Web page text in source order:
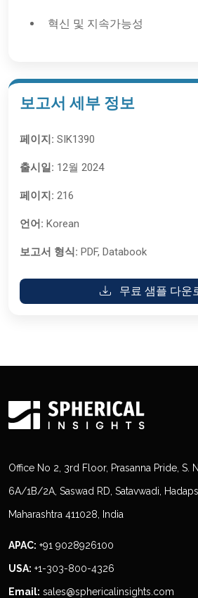
혁신 및 지속가능성
보고서 세부 정보
페이지: SIK1390
출시일: 12월 2024
페이지: 216
언어: Korean
보고서 형식: PDF, Databook
무료 샘플 다운
Office No 2, 3rd Floor, Prasanna Pride, S.
6A/1B/2A, Saswad RD, Satavwadi,
Maharashtra 411028, India
APAC: +91 9028926100
USA: +1-303-800-4326
Email: sales@sphericalinsights.com